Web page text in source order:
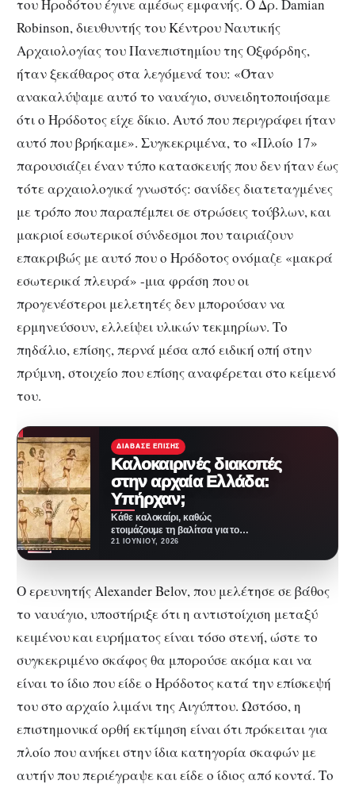
του Ηροδότου έγινε αμέσως εμφανής. Ο Δρ. Damian
Robinson, διευθυντής του Κέντρου Ναυτικής
Αρχαιολογίας του Πανεπιστημίου της Οξφόρδης,
ήταν ξεκάθαρος στα λεγόμενά του: «Όταν
ανακαλύψαμε αυτό το ναυάγιο, συνειδητοποιήσαμε
ότι ο Ηρόδοτος είχε δίκιο. Αυτό που περιγράφει ήταν
αυτό που βρήκαμε». Συγκεκριμένα, το «Πλοίο 17»
παρουσιάζει έναν τύπο κατασκευής που δεν ήταν έως
τότε αρχαιολογικά γνωστός: σανίδες διατεταγμένες
με τρόπο που παραπέμπει σε στρώσεις τούβλων, και
μακριοί εσωτερικοί σύνδεσμοι που ταιριάζουν
επακριβώς με αυτό που ο Ηρόδοτος ονόμαζε «μακρά
εσωτερικά πλευρά» -μια φράση που οι
προγενέστεροι μελετητές δεν μπορούσαν να
ερμηνεύσουν, ελλείψει υλικών τεκμηρίων. Το
πηδάλιο, επίσης, περνά μέσα από ειδική οπή στην
πρύμνη, στοιχείο που επίσης αναφέρεται στο κείμενό
του.
ΔΙΆΒΑΣΕ ΕΠΊΣΗΣ
Καλοκαιρινές διακοπές
στην αρχαία Ελλάδα:
Υπήρχαν;
Κάθε καλοκαίρι, καθώς
ετοιμάζουμε τη βαλίτσα για το
νησί ή τον προορισμό της
21 ΙΟΥΝΊΟΥ, 2026
Ο ερευνητής Alexander Belov, που μελέτησε σε βάθος
το ναυάγιο, υποστήριξε ότι η αντιστοίχιση μεταξύ
κειμένου και ευρήματος είναι τόσο στενή, ώστε το
συγκεκριμένο σκάφος θα μπορούσε ακόμα και να
είναι το ίδιο που είδε ο Ηρόδοτος κατά την επίσκεψή
του στο αρχαίο λιμάνι της Αιγύπτου. Ωστόσο, η
επιστημονικά ορθή εκτίμηση είναι ότι πρόκειται για
πλοίο που ανήκει στην ίδια κατηγορία σκαφών με
αυτήν που περιέγραψε και είδε ο ίδιος από κοντά. Το